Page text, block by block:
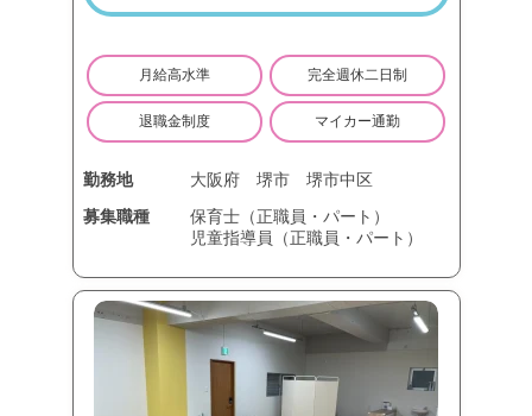
月給高水準 完全週休二日制
退職金制度 マイカー通勤
勤務地 大阪府 堺市
堺市中区
募集職種
保育士（正職員・パート）
児童指導員（正職員・パート）